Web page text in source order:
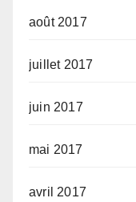
août 2017
juillet 2017
juin 2017
mai 2017
avril 2017